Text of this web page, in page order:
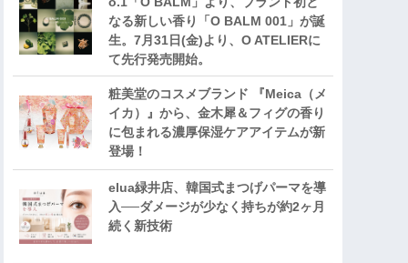
なる新しい香り「O BALM 001」が誕
生。7月31日(金)より、O ATELIERに
て先行発売開始。
粧美堂のコスメブランド 『Meica（メ
イカ）』から、金木犀＆フィグの香り
に包まれる濃厚保湿ケアアイテムが新
登場！
elua緑井店、韓国式まつげパーマを導
入──ダメージが少なく持ちが約2ヶ月
続く新技術